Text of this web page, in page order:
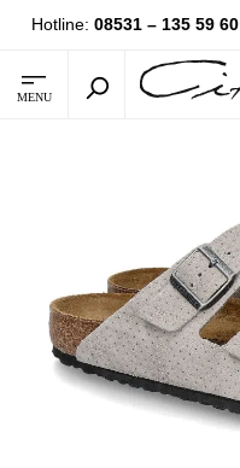
Hotline: 08531 – 135 59 60
MENU